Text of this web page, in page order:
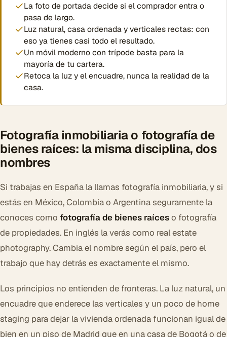
La foto de portada decide si el comprador entra o
pasa de largo.
Luz natural, casa ordenada y verticales rectas: con
eso ya tienes casi todo el resultado.
Un móvil moderno con trípode basta para la
mayoría de tu cartera.
Retoca la luz y el encuadre, nunca la realidad de la
casa.
Fotografía inmobiliaria o fotografía de
bienes raíces: la misma disciplina, dos
nombres
Si trabajas en España la llamas fotografía inmobiliaria, y si
estás en México, Colombia o Argentina seguramente la
conoces como fotografía de bienes raíceso fotografía
de propiedades. En inglés la verás como real estate
photography. Cambia el nombre según el país, pero el
trabajo que hay detrás es exactamente el mismo.
Los principios no entienden de fronteras. La luz natural, un
encuadre que enderece las verticales y un poco de home
staging para dejar la vivienda ordenada funcionan igual de
bien en un piso de Madrid que en una casa de Bogotá o de